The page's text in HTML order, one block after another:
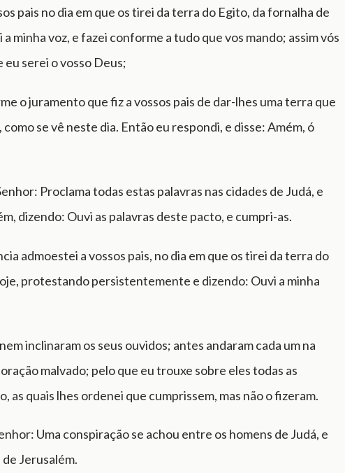
pais no dia em que os tirei da terra do Egito, da fornalha de
minha voz, e fazei conforme a tudo que vos mando; assim vós
eu serei o vosso Deus;
o juramento que fiz a vossos pais de dar-lhes uma terra que
como se vê neste dia. Então eu respondi, e disse: Amém, ó
Proclama todas estas palavras nas cidades de Judá, e
dizendo: Ouvi as palavras deste pacto, e cumpri-as.
admoestei a vossos pais, no dia em que os tirei da terra do
protestando persistentemente e dizendo: Ouvi a minha
inclinaram os seus ouvidos; antes andaram cada um na
malvado; pelo que eu trouxe sobre eles todas as
as quais lhes ordenei que cumprissem, mas não o fizeram.
Uma conspiração se achou entre os homens de Judá, e
Jerusalém.